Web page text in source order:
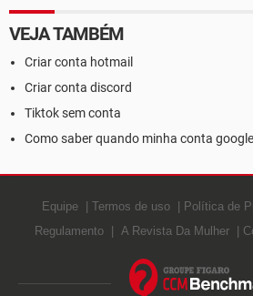
VEJA TAMBÉM
Criar conta hotmail
Criar conta discord
Tiktok sem conta
Como saber quando minha conta
Equipe Termos de uso Política de
Regulamento
A Revista Da Mulher